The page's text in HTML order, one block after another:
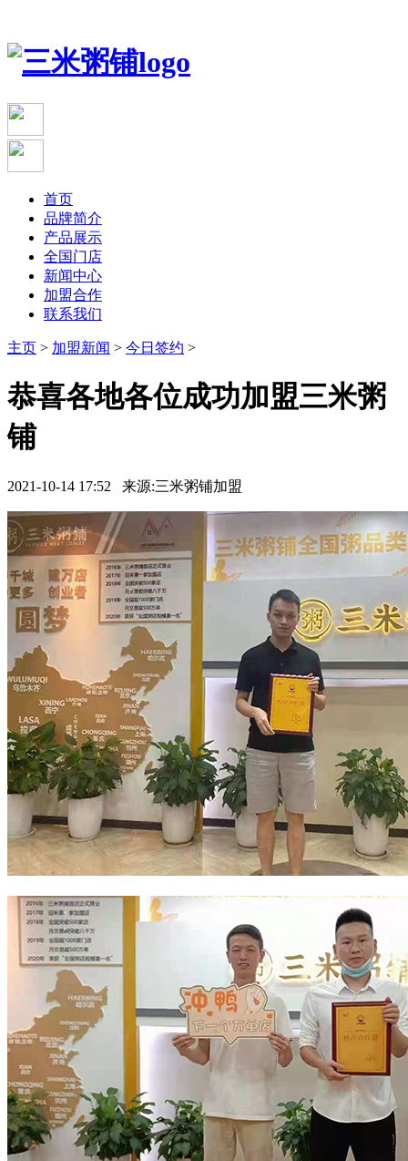
首页
品牌简介
产品展示
全国门店
新闻中心
加盟合作
联系我们
主页 > 加盟新闻 > 今日签约 >
恭喜各地各位成功加盟三米粥
铺
2021-10-14 17:52 来源:三米粥铺加盟